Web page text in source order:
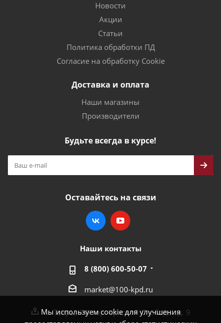
Мы используем cookie для улучшения
Новости
Акции
Статьи
Политика обработки ПД
Согласие на обработку Cookie
Доставка и оплата
Наши магазины
Производители
Будьте всегда в курсе!
Оставайтесь на связи
Наши контакты
8 (800) 600-50-07
market@100-kpd.ru
г. Тверь, 4-й пер. Красной Слободы, д. 9